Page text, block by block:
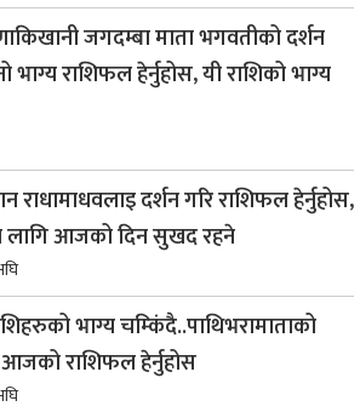
जगदम्बा माता भगवतीको दर्शन
राशिफल हेर्नुहोस, यी राशिको भाग्य
दर्शन गरि राशिफल हेर्नुहोस,
लागि आजको दिन सुखद रहने
भाग्य चम्किंदै..पाथिभरामाताको
आजको राशिफल हेर्नुहोस